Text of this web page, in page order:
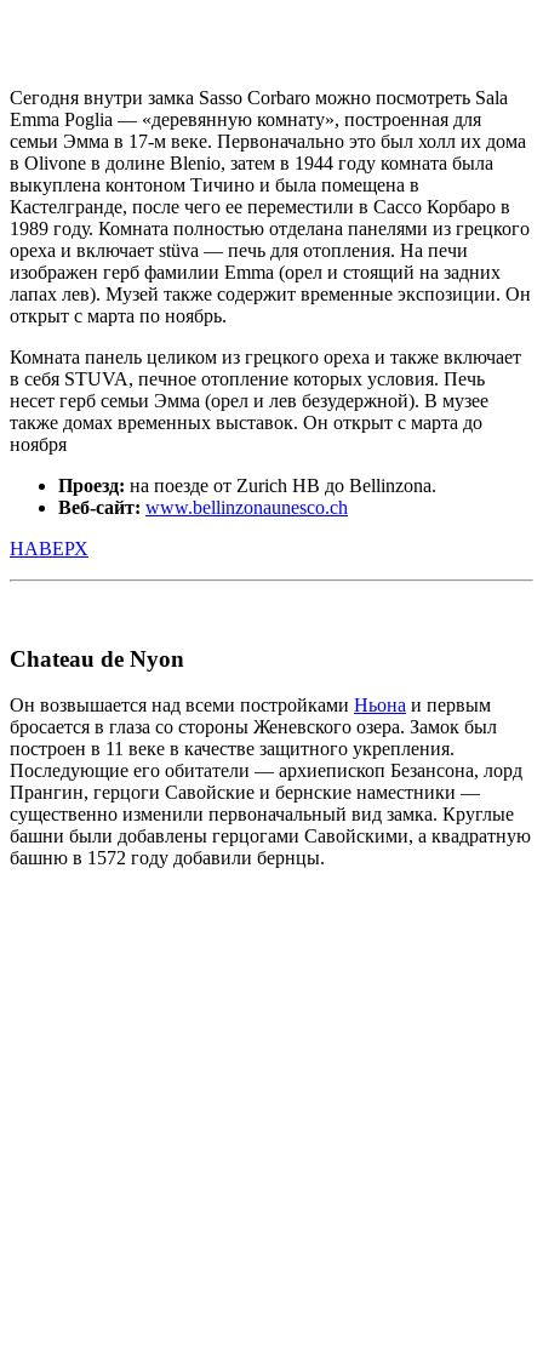
Сегодня внутри замка Sasso Corbaro можно посмотреть Sala
Emma Poglia — «деревянную комнату», построенная для
семьи Эмма в 17-м веке. Первоначально это был холл их дома
в Olivone в долине Blenio, затем в 1944 году комната была
выкуплена контоном Тичино и была помещена в
Кастелгранде, после чего ее переместили в Сассо Корбаро в
1989 году. Комната полностью отделана панелями из грецкого
ореха и включает stüva — печь для отопления. На печи
изображен герб фамилии Emma (орел и стоящий на задних
лапах лев). Музей также содержит временные экспозиции. Он
открыт с марта по ноябрь.
Комната панель целиком из грецкого ореха и также включает
в себя STUVA, печное отопление которых условия. Печь
несет герб семьи Эмма (орел и лев безудержной). В музее
также домах временных выставок. Он открыт с марта до
ноября
Проезд: на поезде от Zurich HB до Bellinzona.
Веб-сайт: www.bellinzonaunesco.ch
НАВЕРХ
Chateau de Nyon
Oн возвышается над всеми постройками Ньона и первым
бросается в глаза со стороны Женевского озера. Замок был
построен в 11 веке в качестве защитного укрепления.
Последующие его обитатели — архиепископ Безансона, лорд
Прангин, герцоги Савойские и бернские наместники —
существенно изменили первоначальный вид замка. Круглые
башни были добавлены герцогами Савойскими, а квадратную
башню в 1572 году добавили бернцы.